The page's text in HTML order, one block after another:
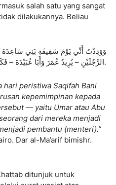
salah satu yang sangat
dilakukannya. Beliau
وَوَدِدْتُ أَنِّي يَوْمَ سَقِيفَةِ بَنِي
الرَّجُلَيْنِ – يُرِيدُ عُمَرَ وَأَبَا عُبَيْدَةَ – فَكَانَ أَحَدُهُمَا أَمِيرًا، وَكُنْتُ وَزِيرًا.
hari peristiwa Saqifah Bani
kepemimpinan kepada
— yaitu Umar atau Abu
dari mereka menjadi
pembantu (menteri).”
Dar al-Ma’arif bimishr.
ditunjuk untuk